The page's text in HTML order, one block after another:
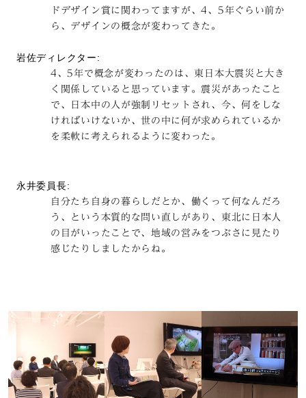
ドデザイン賞に関わってますが、4、5年ぐらい前か
ら、デザインの概念が変わってきた。
岩佐ディレクター:
4、5年で概念が変わったのは、東日本大震災と大き
く関係していると思っています。震災があったこと
で、日本中の人が強制リセットされ、今、何をしな
ければいけないか、世の中に何が求められているか
を柔軟に考えられるように変わった。
永井委員長:
自分たち自身の暮らしだとか、働くって何なんだろ
う、という本質的な問い直しがあり、東北に日本人
の目がいったことで、地域の営みをつぶさに見たり
感じたりしましたからね。